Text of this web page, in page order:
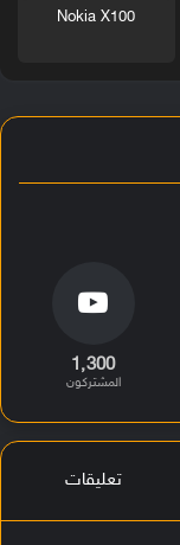
Nokia X100
1٬300
المشتركون
تعليقات